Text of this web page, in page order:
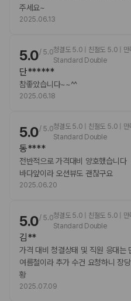
주세요~
2025.06.13
5.0/ 5.0청결도 5.0 | 친절도 5.0 | 만
Standard Double
단******
참좋았습니다~~^^
2025.06.18
5.0/ 5.0청결도 5.0 | 친절도 5.0 | 만
Standard Double
동****
전반적으로 가격대비 양호했습니다
바다앞이라 오션뷰도 괜찮구요
2025.06.20
5.0/ 5.0청결도 5.0 | 친절도 5.0 | 만
Standard Double
김**
가격 대비 청결상태 및 직원 응대는
여름철이라 추가 수건 요청하니 장
황
2025.07.09